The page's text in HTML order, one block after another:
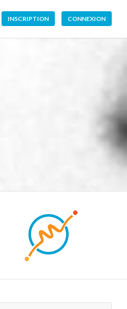
INSCRIPTION CONNEXION